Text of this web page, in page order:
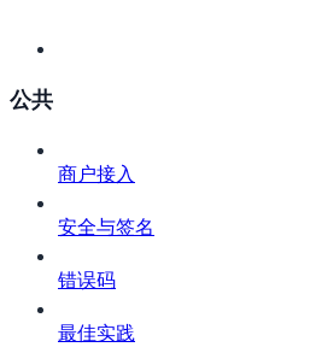
公共
商户接入
安全与签名
错误码
最佳实践